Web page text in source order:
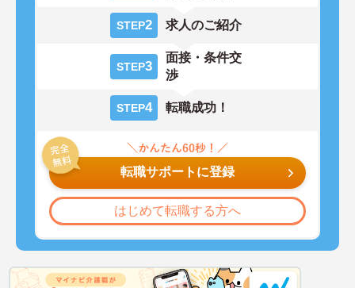
STEP2 求人のご紹介
STEP3
面接・条件交
渉
STEP4 転職成功！
転職サポートに登録
はじめて転職する方へ